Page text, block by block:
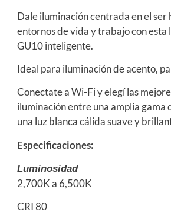
Dale iluminación centrada en el ser
entornos de vida y trabajo con esta
GU10 inteligente.
Ideal para iluminación de acento,
Conectate a Wi-Fi y elegí las
iluminación entre una amplia gama
una luz blanca cálida suave y
Especificaciones:
Luminosidad
2,700K a 6,500K
CRI 80